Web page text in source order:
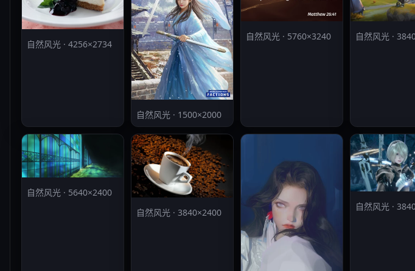
自然风光 · 4256×2734
自然风光 · 1500×2000
自然风光 · 5760×3240 自然风光 ·
自然风光 · 5640×2400
自然风光 · 3840×2400
自然风光 ·